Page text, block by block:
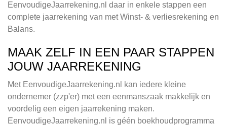
EenvoudigeJaarrekening.nl daar in enkele stappen een
complete jaarrekening van met Winst- & verliesrekening en
Balans.
MAAK ZELF IN EEN PAAR STAPPEN
JOUW JAARREKENING
Met EenvoudigeJaarrekening.nl kan iedere kleine
ondernemer (zzp'er) met een eenmanszaak makkelijk en
voordelig een eigen jaarrekening maken.
EenvoudigeJaarrekening.nl is géén boekhoudprogramma